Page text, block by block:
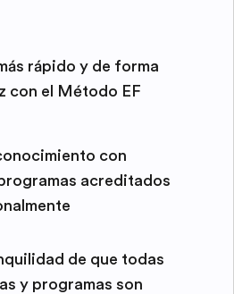
rápido y de forma
con el Método EF
con
acreditados
de que todas
y programas son